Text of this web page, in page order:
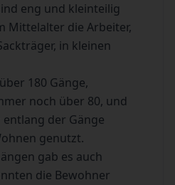
eng und kleinteilig
Mittelalter die Arbeiter,
in kleinen
180 Gänge,
noch über 80, und
der Gänge
genutzt.
gab es auch
die Bewohner